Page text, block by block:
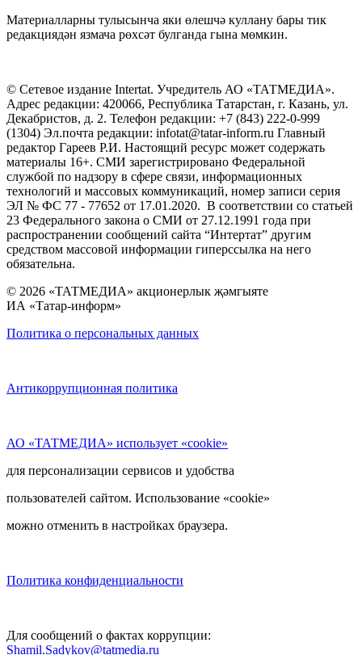
Материалларны тулысынча яки өлешчә куллану бары тик
редакциядән язмача рөхсәт булганда гына мөмкин.
© Сетевое издание Intertat. Учредитель АО «ТАТМЕДИА».
Адрес редакции: 420066, Республика Татарстан, г. Казань, ул.
Декабристов, д. 2. Телефон редакции: +7 (843) 222-0-999
(1304) Эл.почта редакции: infotat@tatar-inform.ru Главный
редактор Гареев Р.И. Настоящий ресурс может содержать
материалы 16+. СМИ зарегистрировано Федеральной
службой по надзору в сфере связи, информационных
технологий и массовых коммуникаций, номер записи серия
ЭЛ № ФС 77 - 77652 от 17.01.2020. В соответствии со статьей
23 Федерального закона о СМИ от 27.12.1991 года при
распространении сообщений сайта “Интертат” другим
средством массовой информации гиперссылка на него
обязательна.
© 2026 «ТАТМЕДИА» акционерлык җәмгыяте
ИА «Татар-информ»
Политика о персональных данных
Антикоррупционная политика
АО «ТАТМЕДИА» использует «cookie»
для персонализации сервисов и удобства
пользователей сайтом. Использование «cookie»
можно отменить в настройках браузера.
Политика конфиденциальности
Для сообщений о фактах коррупции:
Shamil.Sadykov@tatmedia.ru